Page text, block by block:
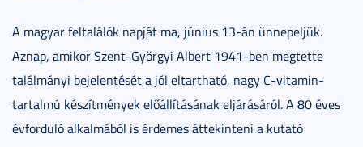
A magyar feltalálók napját ma, június 13-án ünnepeljük.
Aznap, amikor Szent-Györgyi Albert 1941-ben megtette
találmányi bejelentését a jól eltartható, nagy C-vitamin-
tartalmú készítmények előállításának eljárásáról. A 80 éves
évforduló alkalmából is érdemes áttekinteni a kutató